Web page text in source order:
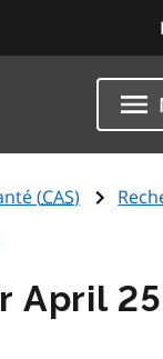
(CAS)
April